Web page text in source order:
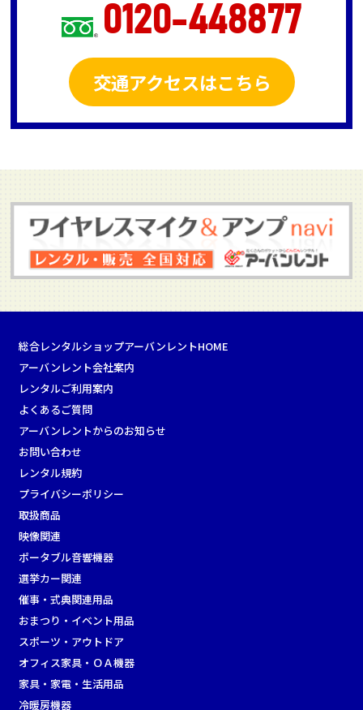
0120-448877
交通アクセスはこちら
総合レンタルショップアーバンレントHOME
アーバンレント会社案内
レンタルご利用案内
よくあるご質問
アーバンレントからのお知らせ
お問い合わせ
レンタル規約
プライバシーポリシー
取扱商品
映像関連
ポータブル音響機器
選挙カー関連
催事・式典関連用品
おまつり・イベント用品
スポーツ・アウトドア
オフィス家具・ＯＡ機器
家具・家電・生活用品
冷暖房機器